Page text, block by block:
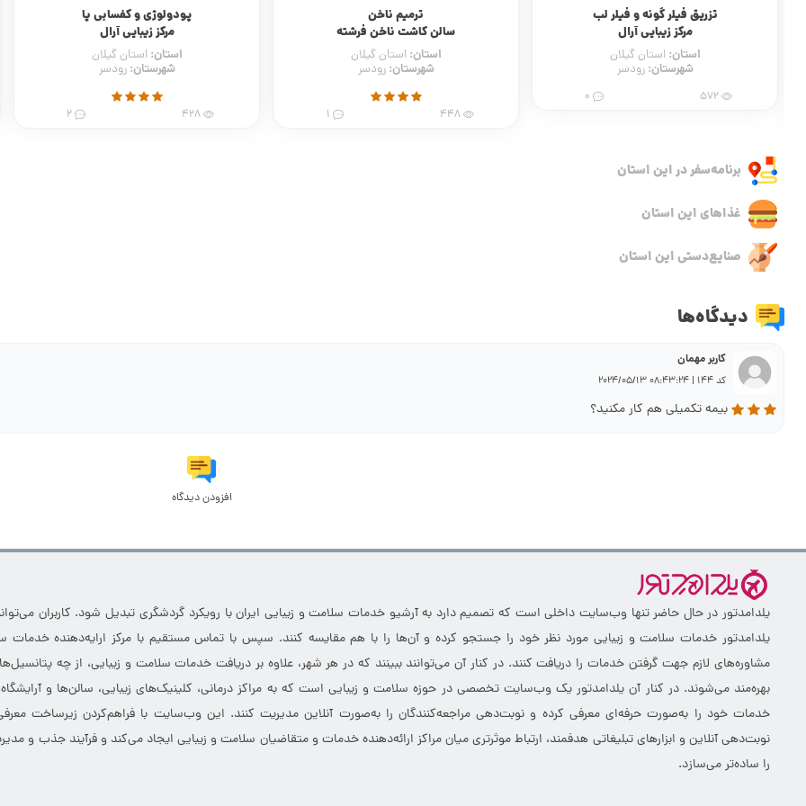
ترمیم ناخن
سالن کاشت ناخن فرشته
استان:استان گیلان
شهرستان:رودسر
پودولوژی و کفسابی پا
مرکز زیبایی آرال
استان:استان گیلان
شهرستان:رودسر
428
کاشت ناخن
آموزشگاه و آرایشگاه نمونه
استان:استان قزوین
شهرستان:آبیک
967
برنامه‌سفر‌ در این استان
غذاهای این استان
صنایع‌دستی این استان
دیدگاه‌ها
کاربر مهمان
کد 144 | 08:43:24 2024/05/13
بیمه تکمیلی هم کار مکنید؟
افزودن دیدگاه
یلدامدتور در حال حاضر تنها وب‌سایت داخلی است که تصمیم دارد به آرشیو خدمات سلامت و زیبایی ایران با رویکرد گردشگری تبدیل شود. کاربران
یلدامدتور خدمات سلامت و زیبایی مورد نظر خود را جستجو کرده و آن‌ها را با هم مقایسه کنند. سپس با تماس مستقیم با مرکز ارایه‌دهنده خدمات
مشاوره‌های لازم جهت گرفتن خدمات را دریافت کنند. در کنار آن می‌توانند ببینند که در هر شهر، علاوه بر دریافت خدمات سلامت و زیبایی، از چه
بهره‌مند می‌شوند. در کنار آن یلدامدتور یک وب‌سایت تخصصی در حوزه سلامت و زیبایی است که به مراکز درمانی، کلینیک‌های زیبایی، سالن‌ها و
خدمات خود را به‌صورت حرفه‌ای معرفی کرده و نوبت‌دهی مراجعه‌کنندگان را به‌صورت آنلاین مدیریت کنند. این وب‌سایت با فراهم‌کردن زیرساخت
نوبت‌دهی آنلاین و ابزارهای تبلیغاتی هدفمند، ارتباط موثرتری میان مراکز ارائه‌دهنده خدمات و متقاضیان سلامت و زیبایی ایجاد می‌کند و فرآیند جذب و
را ساده‌تر می‌سازد.